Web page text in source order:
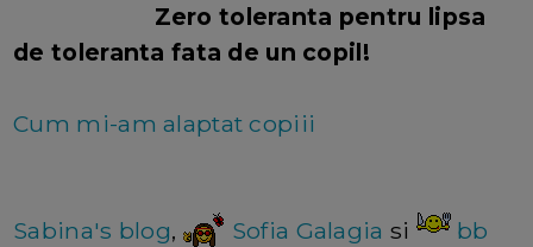
Zero toleranta pentru lipsa
de toleranta fata de un copil!
Cum mi-am alaptat copiii
Sabina's blog, Sofia Galagia si
bb